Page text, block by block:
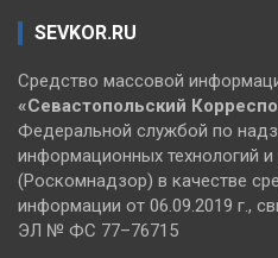
SEVKOR.RU
Средство массовой
«Севастопольский
Федеральной службой по
информационных технологий
(Роскомнадзор) в качестве
информации от 06.09.2019 г.,
ЭЛ № ФС 77–76715